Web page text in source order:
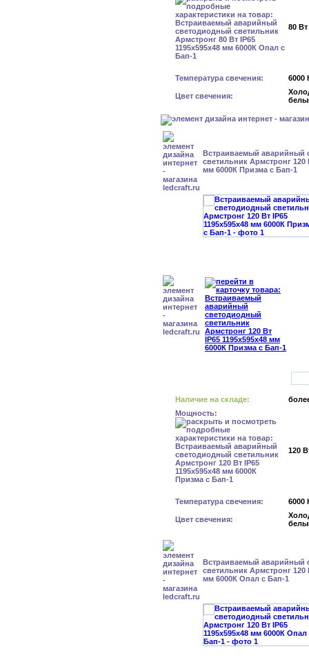
80 Вт
Температура свечения: 6000
Цвет свечения:
Встраиваемый аварийный
светильник Армстронг 120
мм 6000К Призма с Бап-1
Наличие на складе:
Мощность:
120
Температура свечения: 6000
Цвет свечения:
Встраиваемый аварийный
светильник Армстронг 120
мм 6000К Опал с Бап-1